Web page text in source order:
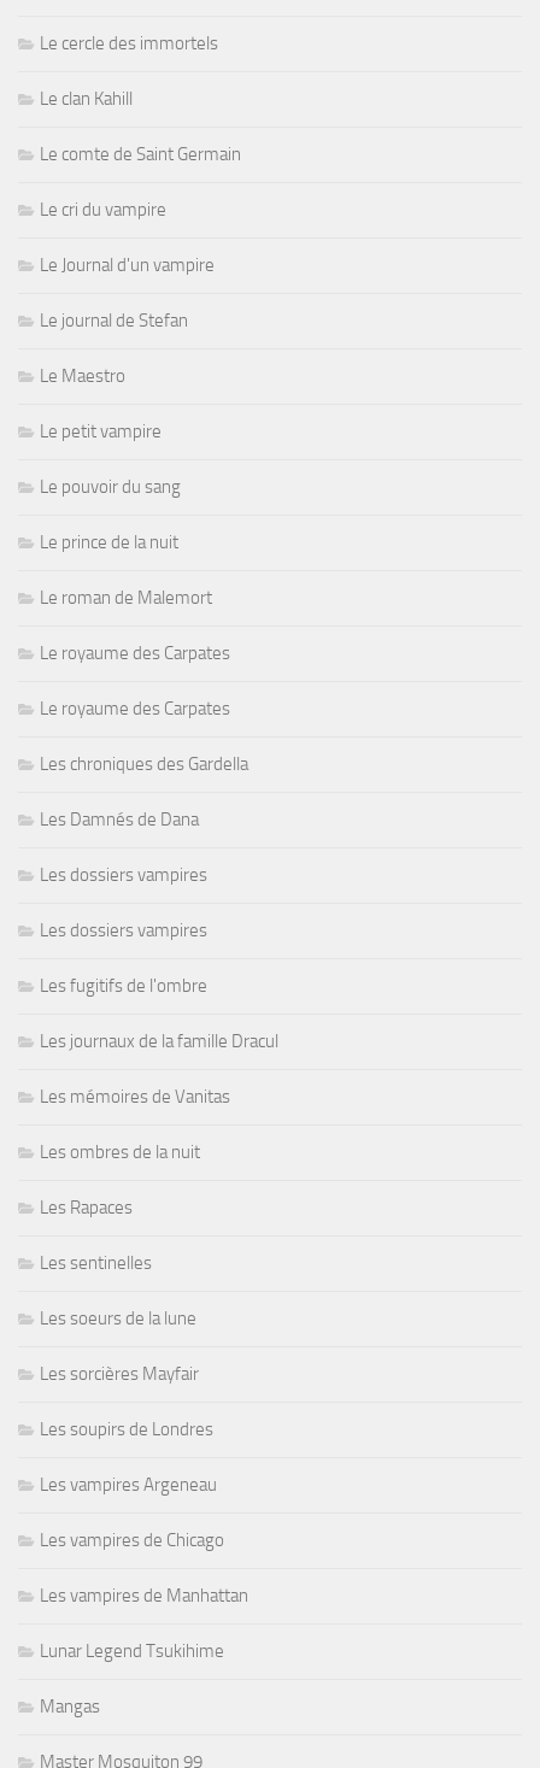
Le cercle des immortels
Le clan Kahill
Le comte de Saint Germain
Le cri du vampire
Le Journal d'un vampire
Le journal de Stefan
Le Maestro
Le petit vampire
Le pouvoir du sang
Le prince de la nuit
Le roman de Malemort
Le royaume des Carpates
Le royaume des Carpates
Les chroniques des Gardella
Les Damnés de Dana
Les dossiers vampires
Les dossiers vampires
Les fugitifs de l'ombre
Les journaux de la famille Dracul
Les mémoires de Vanitas
Les ombres de la nuit
Les Rapaces
Les sentinelles
Les soeurs de la lune
Les sorcières Mayfair
Les soupirs de Londres
Les vampires Argeneau
Les vampires de Chicago
Les vampires de Manhattan
Lunar Legend Tsukihime
Mangas
Master Mosquiton 99